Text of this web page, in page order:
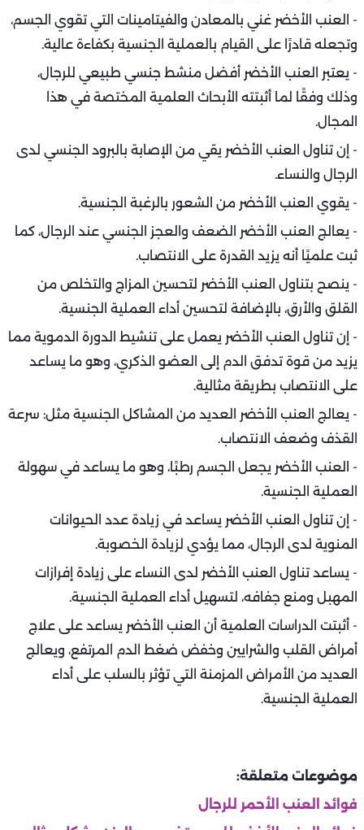
- العنب الأخضر غني بالمعادن والفيتامينات التي تقوي الجسم،
وتجعله قادرًا على القيام بالعملية الجنسية بكفاءة عالية.
- يعتبر العنب الأخضر أفضل منشط جنسي طبيعي للرجال،
وذلك وفقًا لما أثبتته الأبحاث العلمية المختصة في هذا
المجال.
- إن تناول العنب الأخضر يقي من الإصابة بالبرود الجنسي لدى
الرجال والنساء.
- يقوي العنب الأخضر من الشعور بالرغبة الجنسية.
- يعالج العنب الأخضر الضعف والعجز الجنسي عند الرجال، كما
ثبت علميًا أنه يزيد القدرة على الانتصاب.
- ينصح بتناول العنب الأخضر لتحسين المزاج والتخلص من
القلق والأرق، بالإضافة لتحسين أداء العملية الجنسية.
- إن تناول العنب الأخضر يعمل على تنشيط الدورة الدموية مما
يزيد من قوة تدفق الدم إلى العضو الذكري، وهو ما يساعد
على الانتصاب بطريقة مثالية.
- يعالج العنب الأخضر العديد من المشاكل الجنسية مثل: سرعة
القذف وضعف الانتصاب.
- العنب الأخضر يجعل الجسم رطبًا، وهو ما يساعد في سهولة
العملية الجنسية.
- إن تناول العنب الأخضر يساعد في زيادة عدد الحيوانات
المنوية لدى الرجال، مما يؤدي لزيادة الخصوبة.
- يساعد تناول العنب الأخضر لدى النساء على زيادة إفرازات
المهبل ومنع جفافه، لتسهيل أداء العملية الجنسية.
- أثبتت الدراسات العلمية أن العنب الأخضر يساعد على علاج
أمراض القلب والشرايين وخفض ضغط الدم المرتفع، ويعالج
العديد من الأمراض المزمنة التي تؤثر بالسلب على أداء
العملية الجنسية.
موضوعات متعلقة:
فوائد العنب الأحمر للرجال